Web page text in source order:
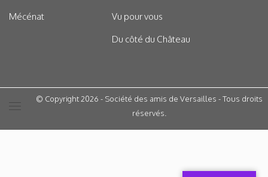
Mécénat
Vu pour vous
Du côté du Château
© Copyright 2026 - Société des amis de Versailles - Tous droits
réservés.